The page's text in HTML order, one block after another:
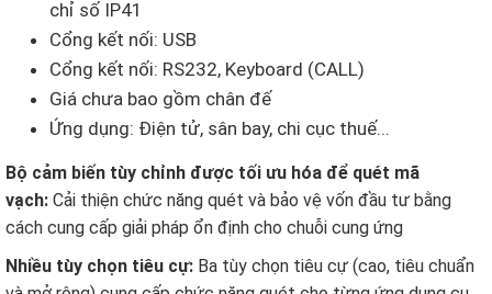
chỉ số IP41
Cổng kết nối: USB
Cổng kết nối: RS232, Keyboard (CALL)
Giá chưa bao gồm chân đế
Ứng dụng: Điện tử, sân bay, chi cục thuế...
Bộ cảm biến tùy chỉnh được tối ưu hóa để quét mã
vạch: Cải thiện chức năng quét và bảo vệ vốn đầu tư bằng
cách cung cấp giải pháp ổn định cho chuỗi cung ứng
Nhiều tùy chọn tiêu cự: Ba tùy chọn tiêu cự (cao, tiêu chuẩn